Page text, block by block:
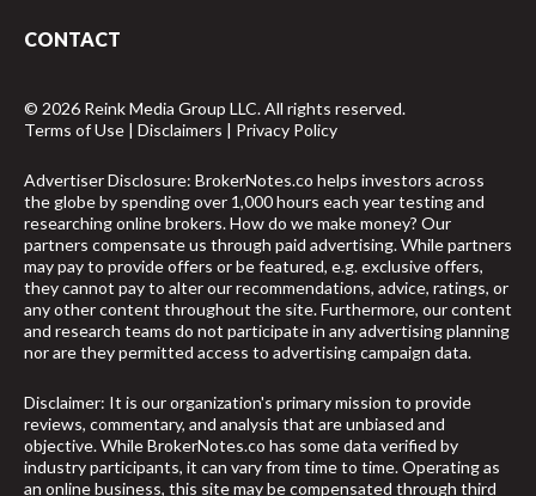
CONTACT
© 2026 Reink Media Group LLC. All rights reserved.
Terms of Use | Disclaimers | Privacy Policy
Advertiser Disclosure: BrokerNotes.co helps investors across
the globe by spending over 1,000 hours each year testing and
researching online brokers. How do we make money? Our
partners compensate us through paid advertising. While partners
may pay to provide offers or be featured, e.g. exclusive offers,
they cannot pay to alter our recommendations, advice, ratings, or
any other content throughout the site. Furthermore, our content
and research teams do not participate in any advertising planning
nor are they permitted access to advertising campaign data.
Disclaimer: It is our organization's primary mission to provide
reviews, commentary, and analysis that are unbiased and
objective. While BrokerNotes.co has some data verified by
industry participants, it can vary from time to time. Operating as
an online business, this site may be compensated through third